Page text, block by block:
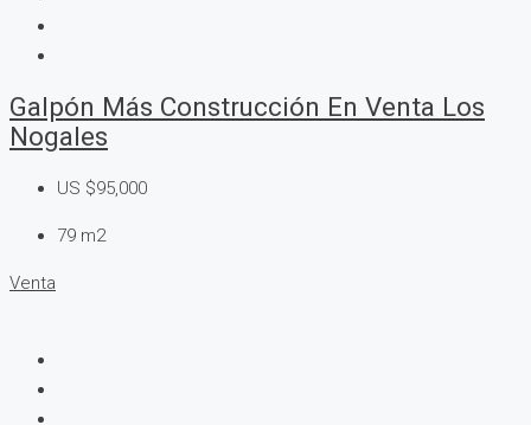
Galpón Más Construcción En Venta Los
Nogales
US $95,000
79 m2
Venta